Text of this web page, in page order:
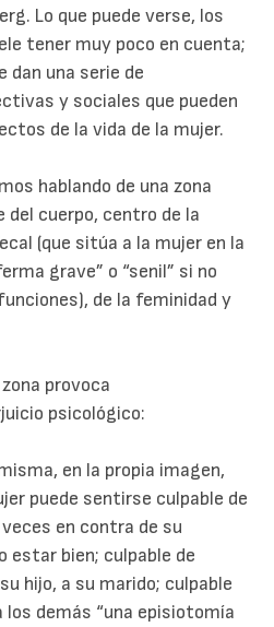
Lo que puede verse, los
tener muy poco en cuenta;
dan una serie de
y sociales que pueden
de la vida de la mujer.
hablando de una zona
cuerpo, centro de la
(que sitúa a la mujer en la
grave” o “senil” si no
de la feminidad y
provoca
psicológico:
en la propia imagen,
puede sentirse culpable de
en contra de su
estar bien; culpable de
hijo, a su marido; culpable
los demás “una episiotomía